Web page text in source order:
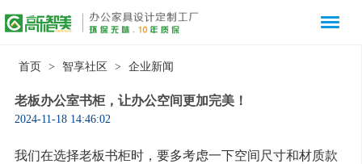
首页 > 智享社区 > 企业新闻
老板办公室书柜，让办公空间更加完美！
2024-11-18 14:46:02
我们在选择老板书柜时，要多考虑一下空间尺寸和材质款